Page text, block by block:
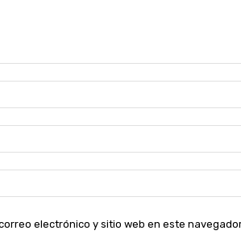
electrónico y sitio web en este